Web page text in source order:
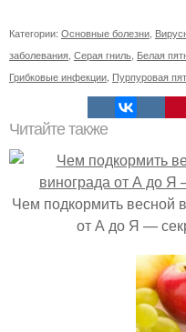
Категории: Основные болезни
заболевания Серая гниль Белая
Грибковые инфекции Пурпуровая
Читайте также
Чем подкормить весной
от А до Я —